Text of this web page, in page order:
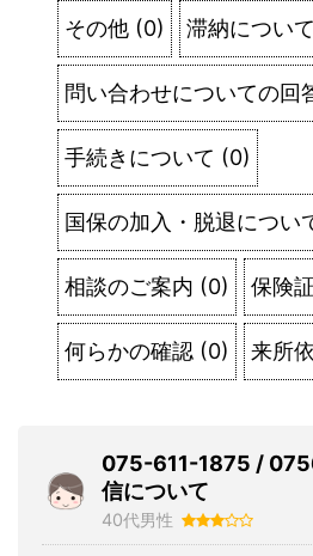
その他 (0) 滞納について
問い合わせについての回
手続きについて (0)
国保の加入・脱退につい
相談のご案内 (0) 保険
何らかの確認 (0) 来所
075-611-1875 /
信について
40代男性